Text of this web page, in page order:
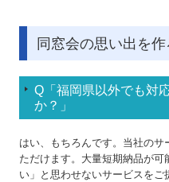
同窓会の思い出を
Q 「福岡県以外でも対
か？ 」
はい、もちろんです。当社の
ただけます。大量短期納品が
い」と思わせないサービスをご